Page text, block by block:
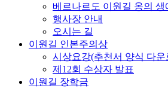
베르나르도 이원길 옹의 생
행사장 안내
오시는 길
이원길 인본주의상
시상요강(추천서 양식 다운
제12회 수상자 발표
이원길 장학금